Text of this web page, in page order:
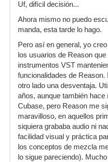
Uf, difícil decisión...
Ahora mismo no puedo
manda, esta tarde lo hago.
Pero así en general, yo
los usuarios de Reason
instrumentos VST
funcionalidades de
otro lado una desventaja.
años, aunque también
Cubase, pero Reason me
maravilloso, en aquellos
siquiera grababa audio ni
facilidad visual y práctica
los conceptos de mezcla
lo sigue pareciendo).